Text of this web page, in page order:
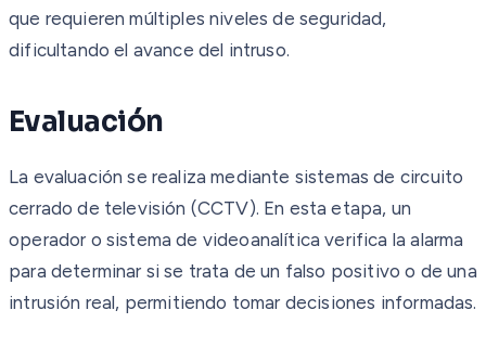
que requieren múltiples niveles de seguridad,
dificultando el avance del intruso.
Evaluación
La evaluación se realiza mediante sistemas de circuito
cerrado de televisión (CCTV). En esta etapa, un
operador o sistema de videoanalítica verifica la alarma
para determinar si se trata de un falso positivo o de una
intrusión real, permitiendo tomar decisiones informadas.